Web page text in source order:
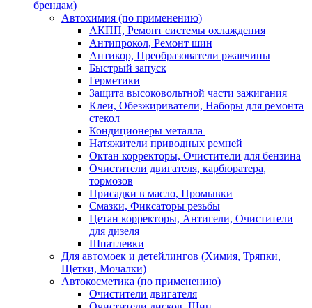
брендам)
Автохимия (по применению)
АКПП, Ремонт системы охлаждения
Антипрокол, Ремонт шин
Антикор, Преобразователи ржавчины
Быстрый запуск
Герметики
Защита высоковольтной части зажигания
Клеи, Обезжириватели, Наборы для ремонта
стекол
Кондиционеры металла
Натяжители приводных ремней
Октан корректоры, Очистители для бензина
Очистители двигателя, карбюратера,
тормозов
Присадки в масло, Промывки
Смазки, Фиксаторы резьбы
Цетан корректоры, Антигели, Очистители
для дизеля
Шпатлевки
Для автомоек и детейлингов (Химия, Тряпки,
Щетки, Мочалки)
Автокосметика (по применению)
Очистители двигателя